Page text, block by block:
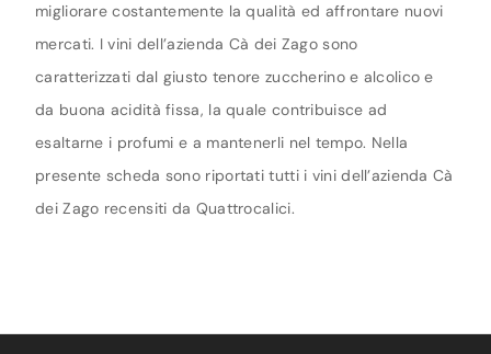
migliorare costantemente la qualità ed affrontare nuovi
mercati. I vini dell’azienda Cà dei Zago sono
caratterizzati dal giusto tenore zuccherino e alcolico e
da buona acidità fissa, la quale contribuisce ad
esaltarne i profumi e a mantenerli nel tempo. Nella
presente scheda sono riportati tutti i vini dell’azienda Cà
dei Zago recensiti da Quattrocalici.